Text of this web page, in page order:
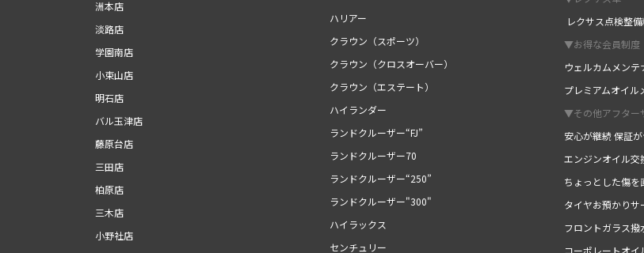
洲本店
淡路店
学園南店
小束山店
明石店
バル玉津店
藤原台店
三田店
柏原店
三木店
小野社店
ハリアー
クラウン（スポーツ）
クラウン（クロスオーバー）
クラウン（エステート）
ハイランダー
ランドクルーザー“FJ”
ランドクルーザー70
ランドクルーザー“250”
ランドクルーザー"300"
ハイラックス
センチュリー
レクサス点検整
▼お得な会員制度
ウェルカムメンテ
プレミアムオイル
▼その他アフター
安心が継続 保証
エンジンオイル交
ちょっとした傷を
タイヤお預かりサ
フロントガラス撥